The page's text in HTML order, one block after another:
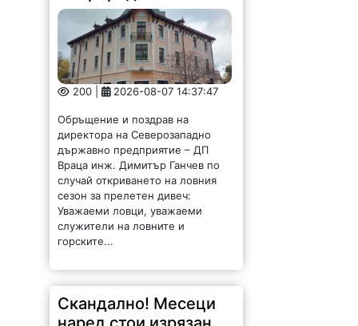
200 | 2026-08-07 14:37:47
Обръщение и поздрав на
директора на Северозападно
държавно предприятие – ДП
Враца инж. Димитър Ганчев по
случай откриването на ловния
сезон за прелетен дивеч:
Уважаеми ловци, уважаеми
служители на ловните и
горските...
Скандално! Месеци